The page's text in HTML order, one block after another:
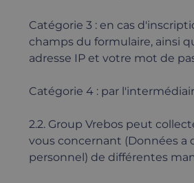
Catégorie 3 : en cas
champs du formulaire, ainsi
adresse IP et votre mot de
Catégorie 4 : par
2.2. Group Vrebos peut
vous concernant (Données a
personnel) de différentes